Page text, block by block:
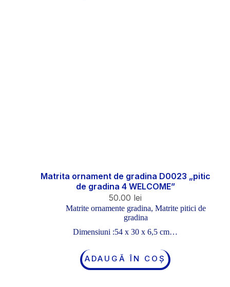
Matrita ornament de gradina D0023 „pitic
de gradina 4 WELCOME”
50.00 lei
Matrite ornamente gradina, Matrite pitici de
gradina
Dimensiuni :54 x 30 x 6,5 cm…
ADAUGĂ ÎN COȘ